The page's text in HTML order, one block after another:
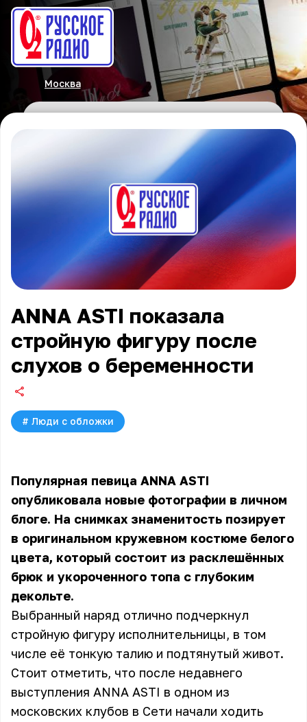
Москва
ANNA ASTI показала
стройную фигуру после
слухов о беременности
# Люди с обложки
Популярная певица ANNA ASTI
опубликовала новые фотографии в личном
блоге. На снимках знаменитость позирует
в оригинальном кружевном костюме белого
цвета, который состоит из расклешённых
брюк и укороченного топа с глубоким
декольте.
Выбранный наряд отлично подчеркнул
стройную фигуру исполнительницы, в том
числе её тонкую талию и подтянутый живот.
Стоит отметить, что после недавнего
выступления ANNA ASTI в одном из
московских клубов в Сети начали ходить